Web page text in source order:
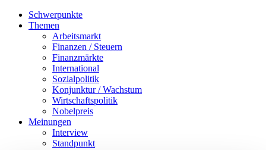
Schwerpunkte
Themen
Arbeitsmarkt
Finanzen / Steuern
Finanzmärkte
International
Sozialpolitik
Konjunktur / Wachstum
Wirtschaftspolitik
Nobelpreis
Meinungen
Interview
Standpunkt